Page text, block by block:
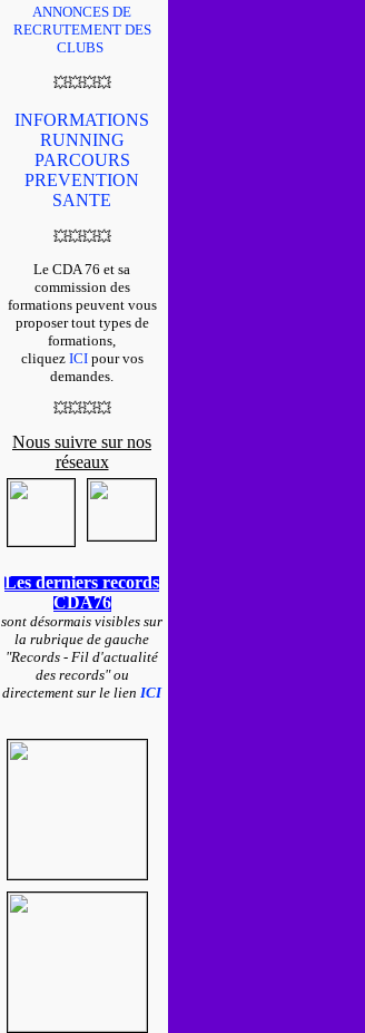
ANNONCES DE
RECRUTEMENT DES
CLUBS
💥💥💥💥
INFORMATIONS
RUNNING
PARCOURS
PREVENTION
SANTE
💥💥💥💥
Le CDA 76 et sa
commission des
formations peuvent vous
proposer tout types de
formations,
cliquez ICIpour vos
demandes.
💥💥💥💥
Nous suivre sur nos
réseaux
Les derniers records
CDA76
sont désormais visibles sur
la rubrique de gauche
"Records - Fil d'actualité
des records" ou
directement sur le lien ICI